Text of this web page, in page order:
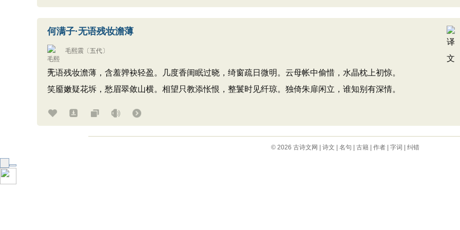
何满子·无语残妆澹薄
毛熙震 〔五代〕
无语残妆澹薄，含羞亸袂轻盈。几度香闺眠过晓，绮窗疏日微明。云母帐中偷惜，水晶枕上初惊。
笑靥嫩疑花坼，愁眉翠敛山横。相望只教添怅恨，整鬟时见纤琼。独倚朱扉闲立，谁知别有深情。
© 2026 古诗文网 诗文 名句 古籍| 作者| 字词 纠错